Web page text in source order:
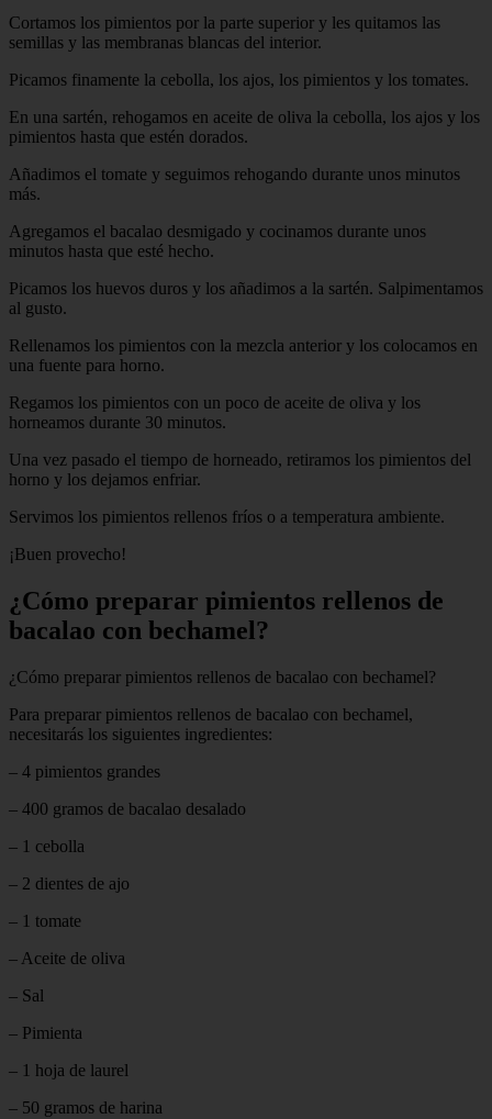
Cortamos los pimientos por la parte superior y les quitamos las
semillas y las membranas blancas del interior.
Picamos finamente la cebolla, los ajos, los pimientos y los tomates.
En una sartén, rehogamos en aceite de oliva la cebolla, los ajos y los
pimientos hasta que estén dorados.
Añadimos el tomate y seguimos rehogando durante unos minutos
más.
Agregamos el bacalao desmigado y cocinamos durante unos
minutos hasta que esté hecho.
Picamos los huevos duros y los añadimos a la sartén. Salpimentamos
al gusto.
Rellenamos los pimientos con la mezcla anterior y los colocamos en
una fuente para horno.
Regamos los pimientos con un poco de aceite de oliva y los
horneamos durante 30 minutos.
Una vez pasado el tiempo de horneado, retiramos los pimientos del
horno y los dejamos enfriar.
Servimos los pimientos rellenos fríos o a temperatura ambiente.
¡Buen provecho!
¿Cómo preparar pimientos rellenos de
bacalao con bechamel?
¿Cómo preparar pimientos rellenos de bacalao con bechamel?
Para preparar pimientos rellenos de bacalao con bechamel,
necesitarás los siguientes ingredientes:
– 4 pimientos grandes
– 400 gramos de bacalao desalado
– 1 cebolla
– 2 dientes de ajo
– 1 tomate
– Aceite de oliva
– Sal
– Pimienta
– 1 hoja de laurel
– 50 gramos de harina